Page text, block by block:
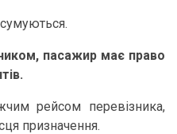
пасажир має право
рейсом перевізника,
призначення.